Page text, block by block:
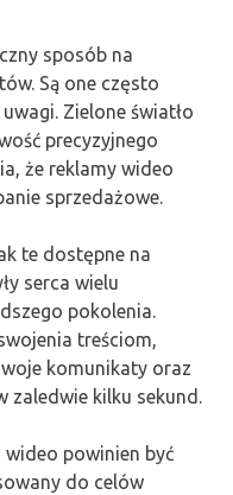
sposób na
Są one często
Zielone światło
precyzyjnego
że reklamy wideo
sprzedażowe.
te dostępne na
serca wielu
pokolenia.
treściom,
komunikaty oraz
zaledwie kilku sekund.
powinien być
do celów